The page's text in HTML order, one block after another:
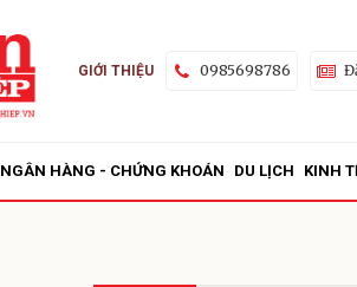
GIỚI THIỆU 0985698786
NGÂN HÀNG - CHỨNG KHOÁN DU LỊCH KINH